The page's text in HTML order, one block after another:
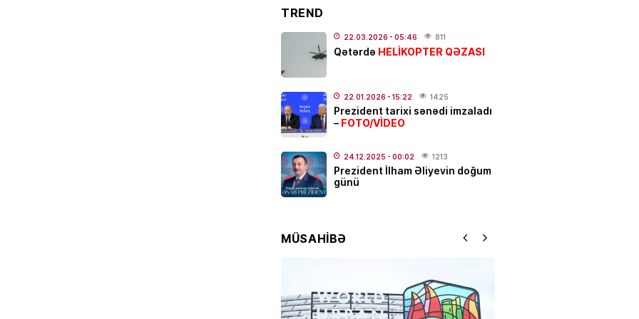
CƏMIYYƏT
Marşrutlar üzrə müsabiqə qalibləri
BƏLLİDİR
EKOLOGIYA
Leysan olacaq, dolu düşəcək –
XƏBƏRDARLIQ
07.08.2026- 17:50 231
“Fənərbağça” “onu” tapdı
Bakıda plastik əməliyyatdan sonra
TREND
22.03.2026 - 05:46 811
Qətərdə HELİKOPTER QƏZASI
22.01.2026 - 15:22 1425
Prezident tarixi sənədi imzaladı
– FOTO/VİDEO
24.12.2025 - 00:02 1213
Prezident İlham Əliyevin doğum
günü
MÜSAHİBƏ